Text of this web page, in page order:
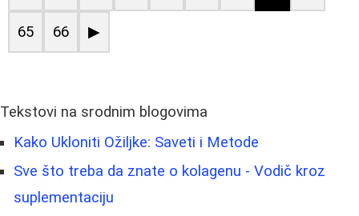
65 66 ▶
Tekstovi na srodnim blogovima
Kako Ukloniti Ožiljke: Saveti i Metode
Sve što treba da znate o kolagenu - Vodič kroz
suplementaciju